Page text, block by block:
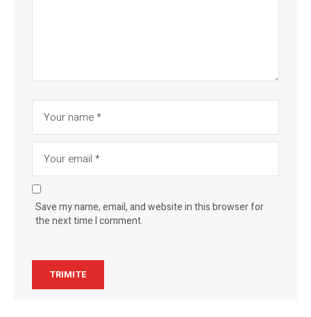
Save my name, email, and website in this browser for
the next time I comment.